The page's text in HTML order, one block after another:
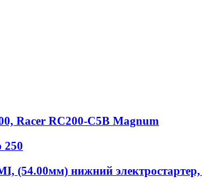
Racer RC200-C5B Magnum
250
(54.00мм) нижний